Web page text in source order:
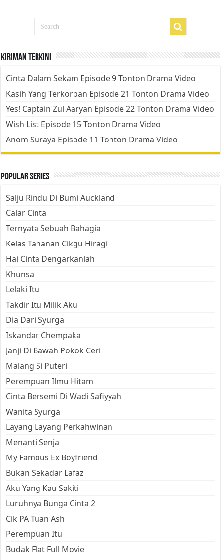
Kiriman Terkini
Cinta Dalam Sekam Episode 9 Tonton Drama Video
Kasih Yang Terkorban Episode 21 Tonton Drama Video
Yes! Captain Zul Aaryan Episode 22 Tonton Drama Video
Wish List Episode 15 Tonton Drama Video
Anom Suraya Episode 11 Tonton Drama Video
Popular Series
Salju Rindu Di Bumi Auckland
Calar Cinta
Ternyata Sebuah Bahagia
Kelas Tahanan Cikgu Hiragi
Hai Cinta Dengarkanlah
Khunsa
Lelaki Itu
Takdir Itu Milik Aku
Dia Dari Syurga
Iskandar Chempaka
Janji Di Bawah Pokok Ceri
Malang Si Puteri
Perempuan Ilmu Hitam
Cinta Bersemi Di Wadi Safiyyah
Wanita Syurga
Layang Layang Perkahwinan
Menanti Senja
My Famous Ex Boyfriend
Bukan Sekadar Lafaz
Aku Yang Kau Sakiti
Luruhnya Bunga Cinta 2
Cik PA Tuan Ash
Perempuan Itu
Budak Flat Full Movie